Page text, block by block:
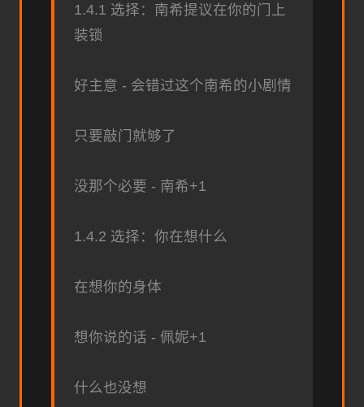
1.4.1 选择：南希提议在你的门上
装锁
好主意 - 会错过这个南希的小剧情
只要敲门就够了
没那个必要 - 南希+1
1.4.2 选择：你在想什么
在想你的身体
想你说的话 - 佩妮+1
什么也没想